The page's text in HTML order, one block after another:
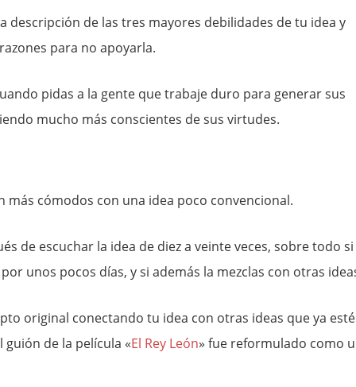
descripción de las tres mayores debilidades de tu idea y
para no apoyarla.
pidas a la gente que trabaje duro para generar sus
mucho más conscientes de sus virtudes.
cómodos con una idea poco convencional.
de escuchar la idea de diez a veinte veces, sobre todo
unos pocos días, y si además la mezclas con otras
original conectando tu idea con otras ideas que ya
de la película «El Rey León» fue reformulado como